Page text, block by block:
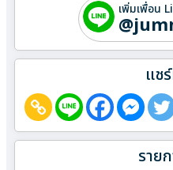
เพิ่มเพื่อน
แช
ราย